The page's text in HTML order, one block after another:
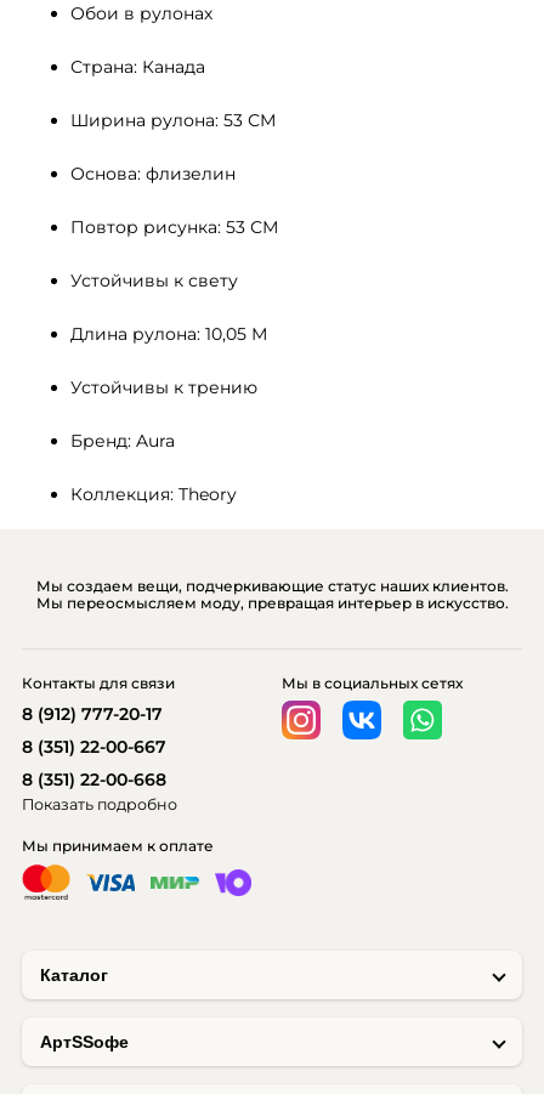
Обои в рулонах
Страна: Канада
Ширина рулона: 53 СМ
Основа: флизелин
Повтор рисунка: 53 СМ
Устойчивы к свету
Длина рулона: 10,05 М
Устойчивы к трению
Бренд: Aura
Коллекция: Theory
Мы создаем вещи, подчеркивающие статус наших клиентов.
Мы переосмысляем моду, превращая интерьер в искусство.
Каталог
AртSSофе
Мы принимаем к оплате
Мы в социальных сетях
Контакты для связи
8 (912) 777-20-17
8 (351) 22-00-667
8 (351) 22-00-668
Показать подробно